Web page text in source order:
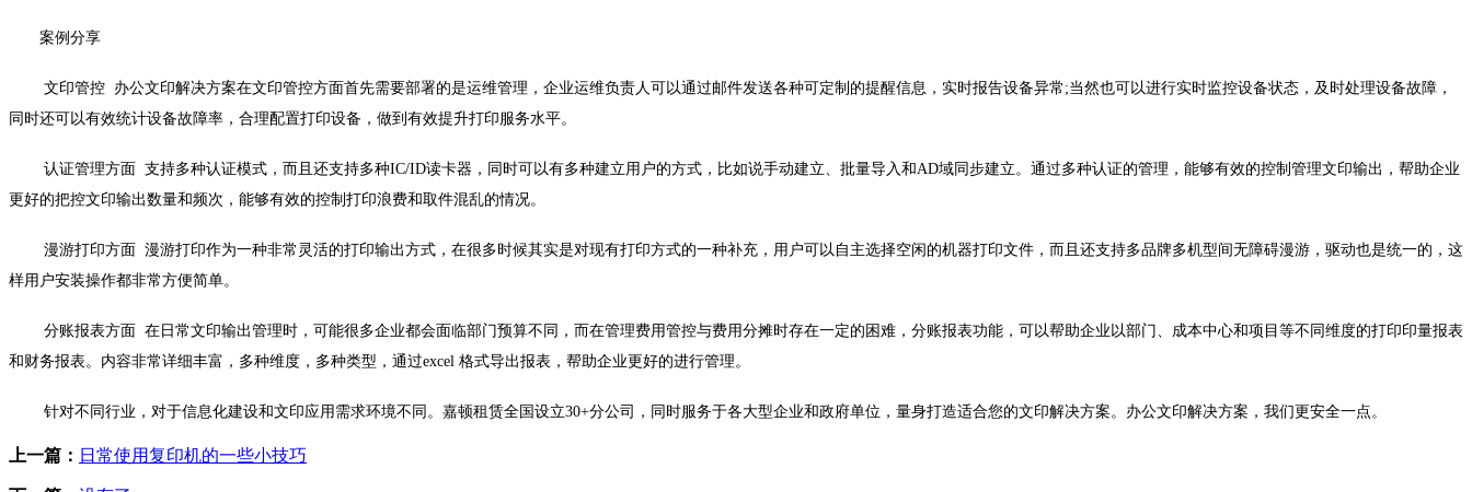
案例分享
文印管控 办公文印解决方案在文印管控方面首先需要部署的是运维管理，企业运维负责人可以通过邮件发送各种可定制的提醒信息，实时报告设备异常;当然也可以进行实时监控设备状态，及时处理设备故障，
同时还可以有效统计设备故障率，合理配置打印设备，做到有效提升打印服务水平。
认证管理方面 支持多种认证模式，而且还支持多种IC/ID读卡器，同时可以有多种建立用户的方式，比如说手动建立、批量导入和AD域同步建立。通过多种认证的管理，能够有效的控制管理文印输出，帮助企业
更好的把控文印输出数量和频次，能够有效的控制打印浪费和取件混乱的情况。
漫游打印方面 漫游打印作为一种非常灵活的打印输出方式，在很多时候其实是对现有打印方式的一种补充，用户可以自主选择空闲的机器打印文件，而且还支持多品牌多机型间无障碍漫游，驱动也是统一的，这
样用户安装操作都非常方便简单。
分账报表方面 在日常文印输出管理时，可能很多企业都会面临部门预算不同，而在管理费用管控与费用分摊时存在一定的困难，分账报表功能，可以帮助企业以部门、成本中心和项目等不同维度的打印印量报表
和财务报表。内容非常详细丰富，多种维度，多种类型，通过excel 格式导出报表，帮助企业更好的进行管理。
针对不同行业，对于信息化建设和文印应用需求环境不同。嘉顿租赁全国设立30+分公司，同时服务于各大型企业和政府单位，量身打造适合您的文印解决方案。办公文印解决方案，我们更安全一点。
上一篇： 日常使用复印机的一些小技巧